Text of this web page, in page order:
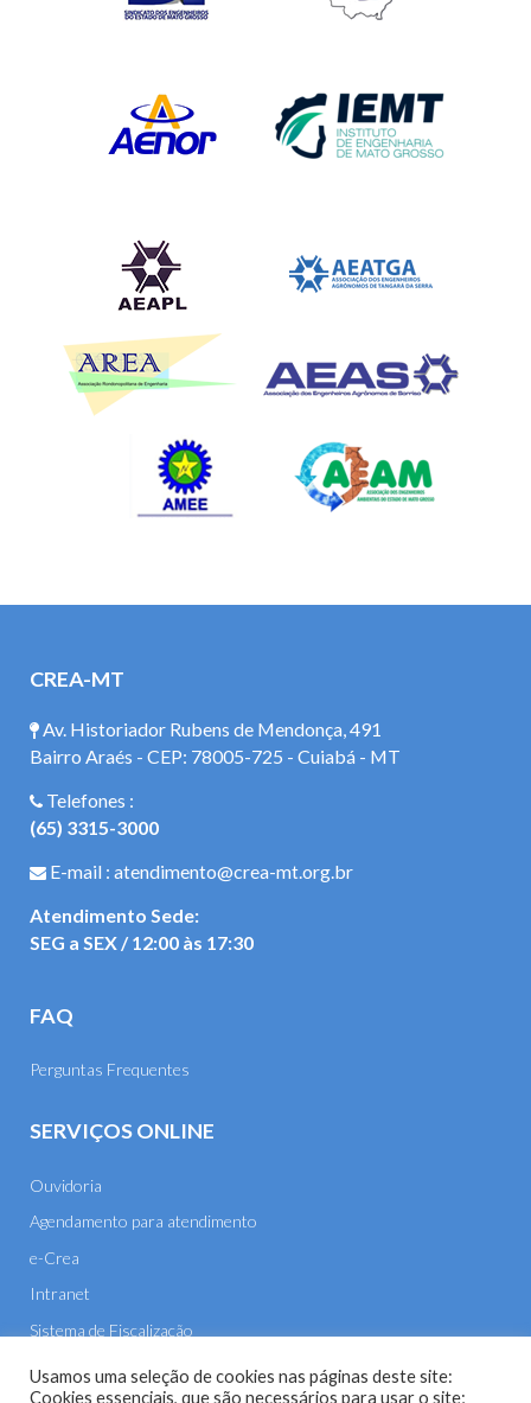
CREA-MT
Av. Historiador Rubens de Mendonça, 491
Bairro Araés - CEP: 78005-725 - Cuiabá - MT
Telefones :
(65) 3315-3000
E-mail : atendimento@crea-mt.org.br
Atendimento Sede:
SEG a SEX / 12:00 às 17:30
FAQ
Perguntas Frequentes
SERVIÇOS ONLINE
Ouvidoria
Agendamento para atendimento
e-Crea
Intranet
Sistema de Fiscalização
E-mail
Usamos uma seleção de cookies nas páginas deste site:
Cookies essenciais, que são necessários para usar o site;